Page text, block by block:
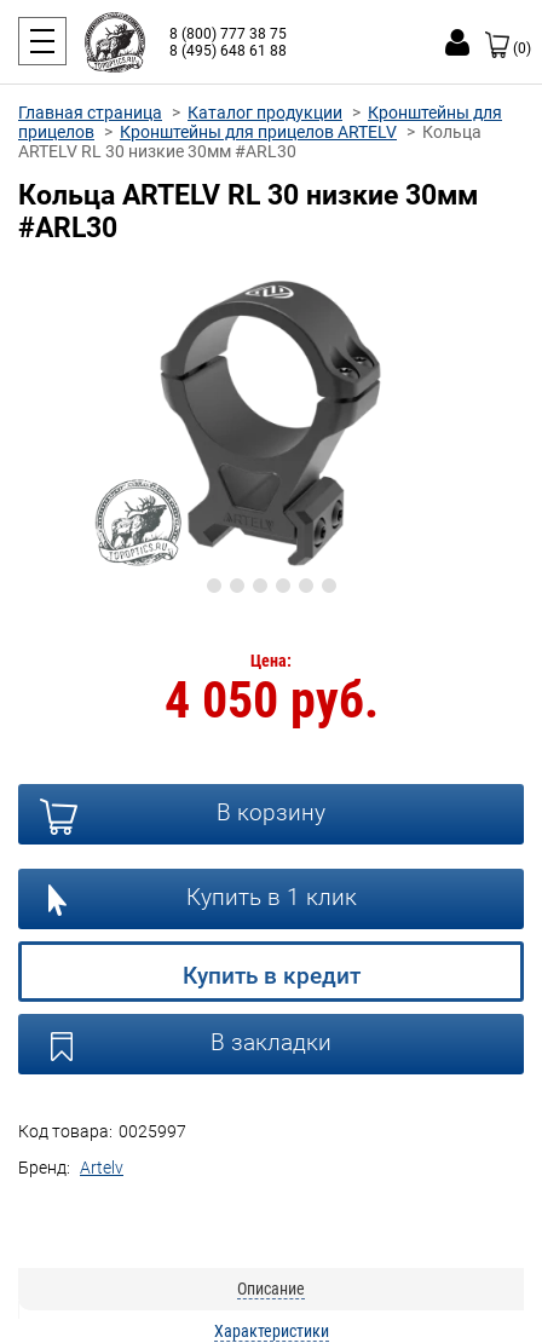
8 (800) 777 38 75
8 (495) 648 61 88
(0)
Главная страница Каталог продукции
Кронштейны для
прицелов
Кронштейны для прицелов ARTELV
Кольца
ARTELV RL 30 низкие 30мм #ARL30
Кольца ARTELV RL 30 низкие 30мм
#ARL30
Код товара: 0025997
Бренд: Artelv
Цена:
4 050 руб.
В корзину
Купить в 1 клик
Купить в кредит
В закладки
Описание
Характеристики